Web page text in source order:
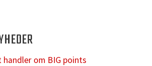
handler om BIG points